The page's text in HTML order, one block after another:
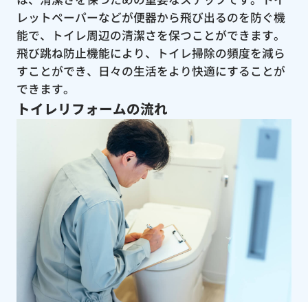
レットペーパーなどが便器から飛び出るのを防ぐ機
能で、トイレ周辺の清潔さを保つことができます。
飛び跳ね防止機能により、トイレ掃除の頻度を減ら
すことができ、日々の生活をより快適にすることが
できます。
トイレリフォームの流れ